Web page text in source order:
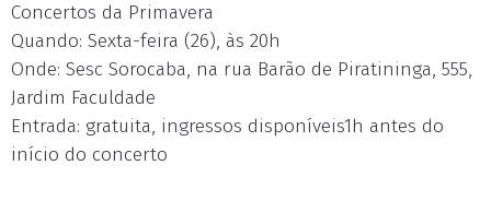
Concertos da Primavera
Quando: Sexta-feira (26), às 20h
Onde: Sesc Sorocaba, na rua Barão de Piratininga, 555,
Jardim Faculdade
Entrada: gratuita, ingressos disponíveis1h antes do
início do concerto